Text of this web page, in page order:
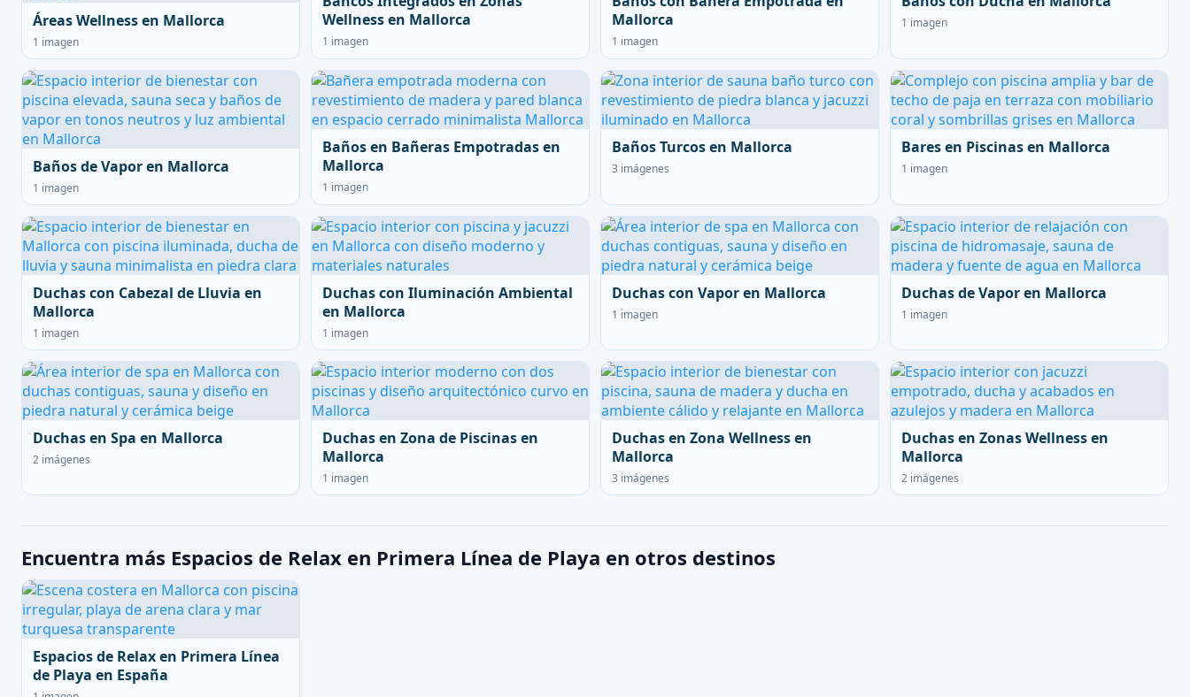
Áreas Wellness en Mallorca
1 imagen
Wellness en Mallorca
1 imagen
Mallorca
1 imagen
1 imagen
Baños de Vapor en Mallorca
1 imagen
Baños en Bañeras Empotradas en
Mallorca
1 imagen
Baños Turcos en Mallorca
3 imágenes
Bares en Piscinas en Mallorca
1 imagen
Duchas con Cabezal de Lluvia en
Mallorca
1 imagen
Duchas con Iluminación Ambiental
en Mallorca
1 imagen
Duchas con Vapor en Mallorca
1 imagen
Duchas de Vapor en Mallorca
1 imagen
Duchas en Spa en Mallorca
2 imágenes
Duchas en Zona de Piscinas en
Mallorca
1 imagen
Duchas en Zona Wellness en
Mallorca
3 imágenes
Duchas en Zonas Wellness en
Mallorca
2 imágenes
Encuentra más Espacios de Relax en Primera Línea de Playa en otros destinos
Espacios de Relax en Primera Línea
de Playa en España